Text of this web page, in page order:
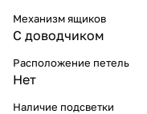
Механизм ящиков
С доводчиком
Расположение петель
Нет
Наличие подсветки